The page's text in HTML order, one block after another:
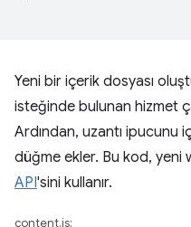
Yeni bir içerik dosyası
isteğinde bulunan hizmet
Ardından, uzantı
düğme ekler. Bu kod, yeni
API'sini kullanır.
content.js: